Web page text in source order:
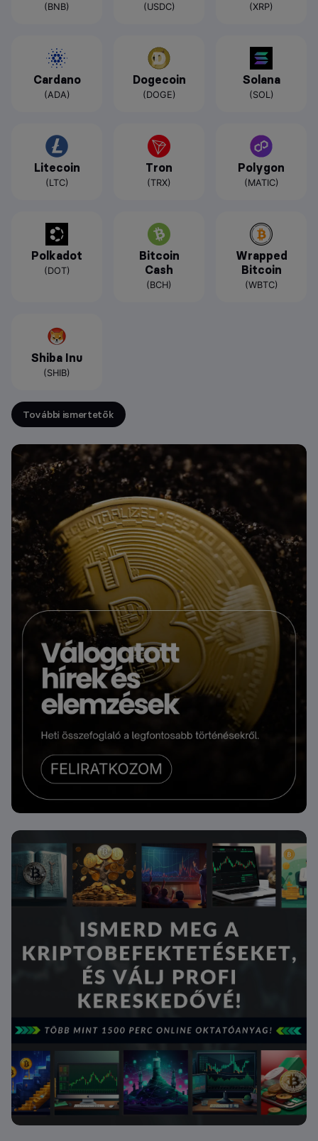
(BNB) (USDC) (XRP)
Cardano
(ADA)
Dogecoin
(DOGE)
Solana
(SOL)
Litecoin
(LTC)
Tron
(TRX)
Polygon
(MATIC)
Polkadot
(DOT)
Bitcoin
Cash
(BCH)
Wrapped
Bitcoin
(WBTC)
Shiba Inu
(SHIB)
További ismertetők